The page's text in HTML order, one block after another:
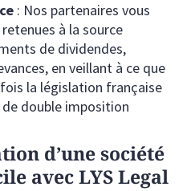
: Nos partenaires vous
à la source
de dividendes,
en veillant à ce que
la législation française
double imposition
d’une société
avec LYS Legal